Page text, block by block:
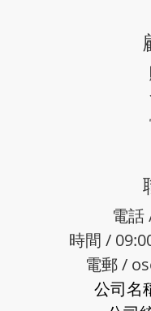
電話
時間 /
電郵 /
公司名